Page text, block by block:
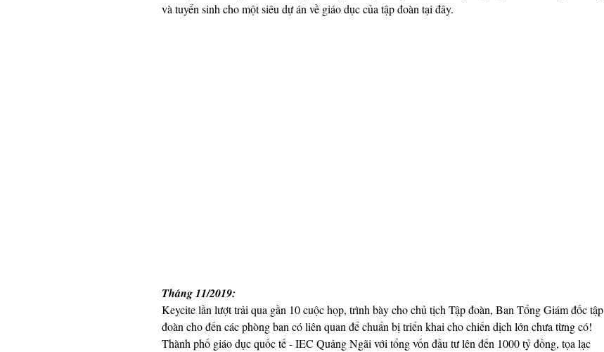
và tuyển sinh cho một siêu dự án về giáo dục của tập đoàn tại đây.
Tháng 11/2019:
Keycite lần lượt trải qua gần 10 cuộc họp, trình bày cho chủ tịch Tập đoàn, Ban Tổng Giám đốc tập
đoàn cho đến các phòng ban có liên quan để chuẩn bị triển khai cho chiến dịch lớn chưa từng có!
Thành phố giáo dục quốc tế - IEC Quảng Ngãi với tổng vốn đầu tư lên đến 1000 tỷ đồng, tọa lạc